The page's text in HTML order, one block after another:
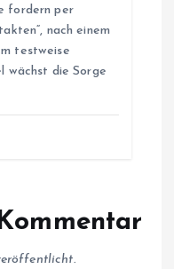
fordern per
nach einem
testweise
wächst die Sorge